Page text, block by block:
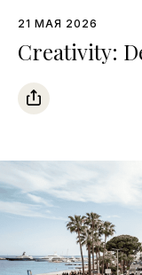
21 МАЯ 2026
Creativity: